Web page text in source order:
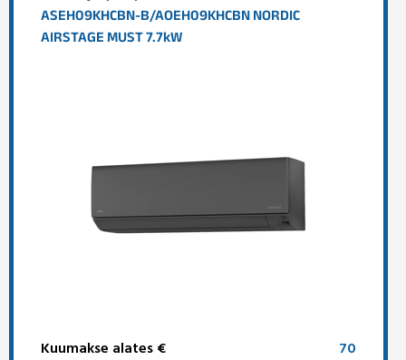
ASEH09KHCBN-B/AOEH09KHCBN NORDIC
AIRSTAGE MUST 7.7kW
Kuumakse alates €
70